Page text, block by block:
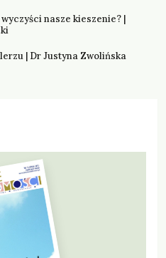
wyczyści nasze kieszenie? |
| Dr Justyna Zwolińska